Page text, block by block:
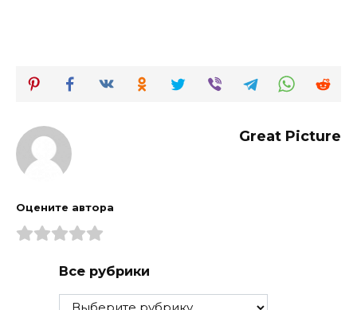
Great Picture
Оцените автора
Все рубрики
Все